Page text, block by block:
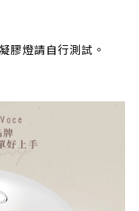
膠燈請自行測試。